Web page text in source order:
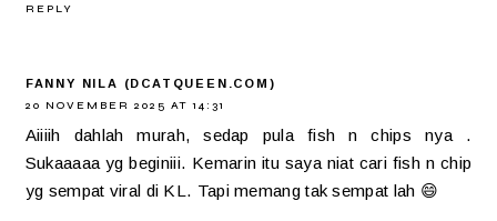
REPLY
FANNY NILA (DCATQUEEN.COM)
20 NOVEMBER 2025 AT 14:31
Aiiiih dahlah murah, sedap pula fish n chips nya .
Sukaaaaa yg beginiii. Kemarin itu saya niat cari fish n chip
yg sempat viral di KL. Tapi memang tak sempat lah 😄